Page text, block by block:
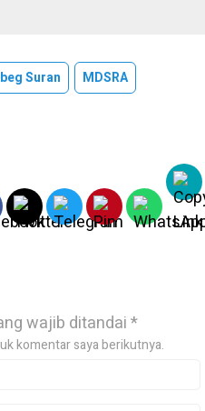
Suran
MDSRA
wajib ditandai*
komentar saya berikutnya.